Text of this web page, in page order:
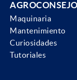
Maquinaria
Mantenimiento
Curiosidades
Tutoriales